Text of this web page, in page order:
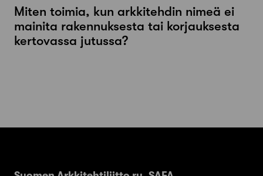
Miten toimia, kun arkkitehdin nimeä ei
mainita rakennuksesta tai korjauksesta
kertovassa jutussa?